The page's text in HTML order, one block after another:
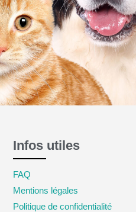
Infos utiles
FAQ
Mentions légales
Politique de confidentialité